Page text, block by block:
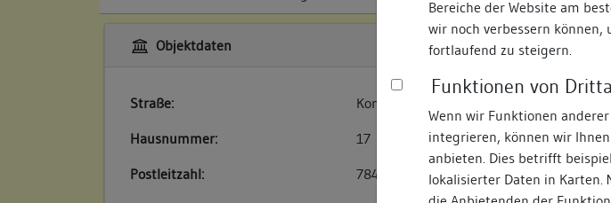
Bereiche der Website am
wir noch verbessern können,
fortlaufend zu steigern.
Funktionen von
Wenn wir Funktionen
integrieren, können wir
anbieten. Dies betrifft
lokalisierter Daten in Karten.
Objektdaten
Straße:
Konradigasse
Hausnummer:
17
Postleitzahl:
78462